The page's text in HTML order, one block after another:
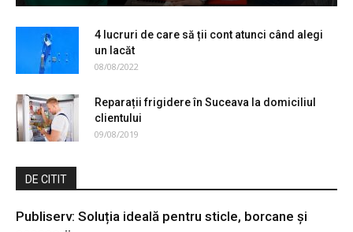
4 lucruri de care să ții cont atunci când alegi
un lacăt
08/08/2022
Reparații frigidere în Suceava la domiciliul
clientului
09/08/2019
DE CITIT
Publiserv: Soluția ideală pentru sticle, borcane și